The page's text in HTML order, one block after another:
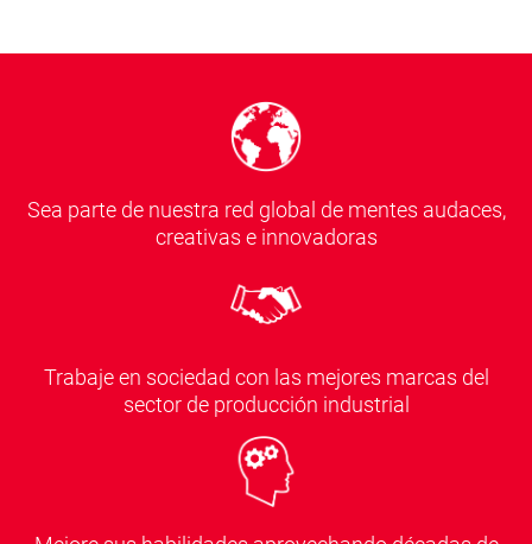
Sea parte de nuestra red global de mentes audaces,
creativas e innovadoras
Trabaje en sociedad con las mejores marcas del
sector de producción industrial